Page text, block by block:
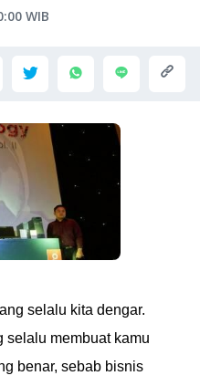
WIB
selalu kita dengar.
selalu membuat kamu
benar, sebab bisnis